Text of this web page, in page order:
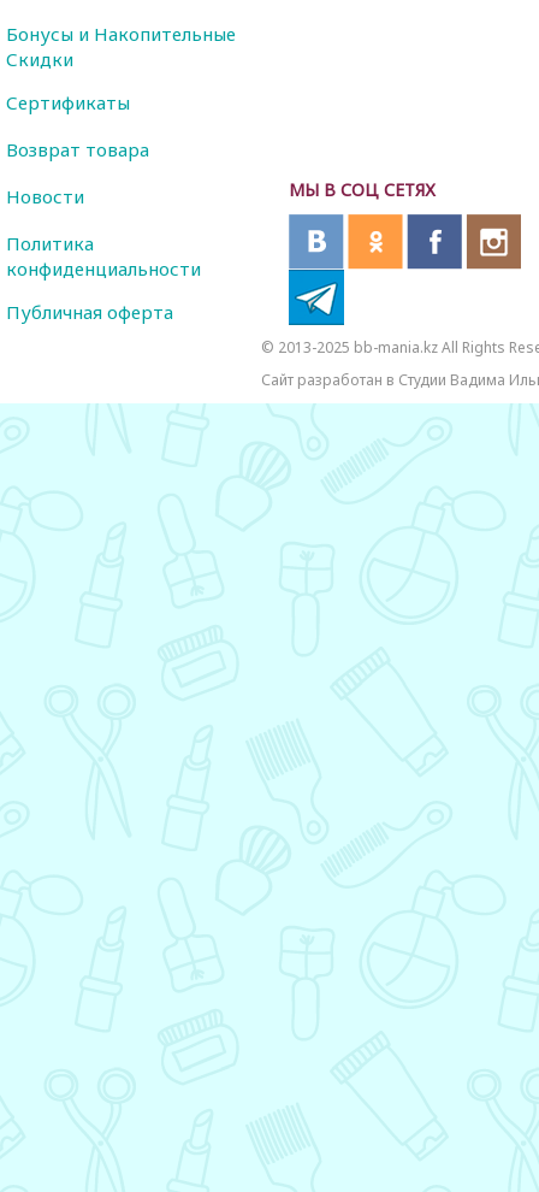
МЫ В СОЦ СЕТЯХ
Бонусы и Накопительные
Скидки
Сертификаты
Возврат товара
Новости
Политика
конфиденциальности
Публичная оферта
© 2013-2025 bb-mania.kz All Rights
Сайт разработан в Студии Вадима